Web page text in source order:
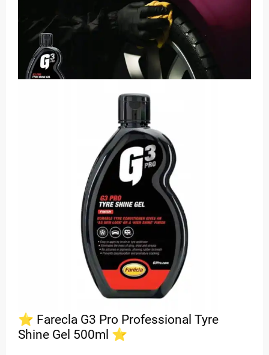
⭐ Farecla G3 Pro Professional Tyre
Shine Gel 500ml ⭐